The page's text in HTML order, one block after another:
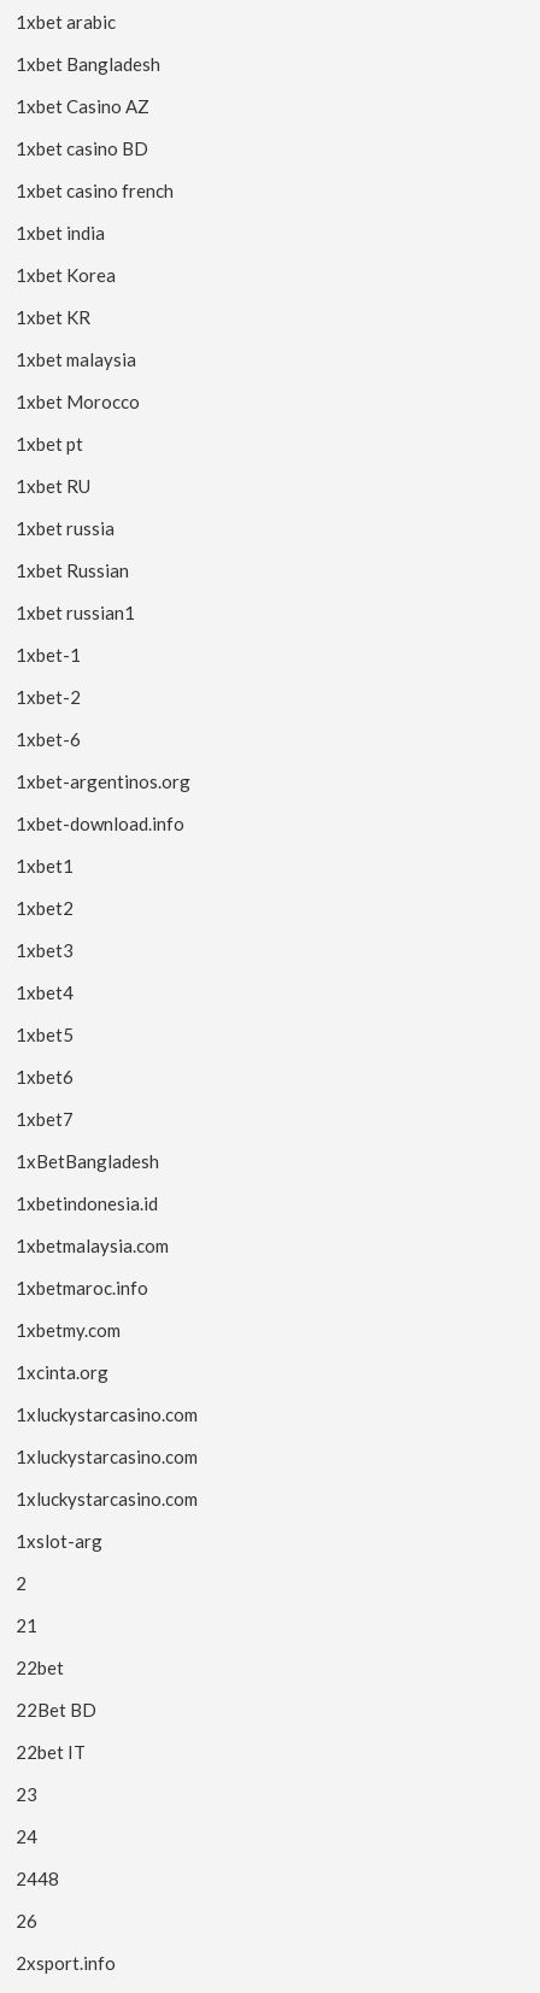
1xbet arabic
1xbet Bangladesh
1xbet Casino AZ
1xbet casino BD
1xbet casino french
1xbet india
1xbet Korea
1xbet KR
1xbet malaysia
1xbet Morocco
1xbet pt
1xbet RU
1xbet russia
1xbet Russian
1xbet russian1
1xbet-1
1xbet-2
1xbet-6
1xbet-argentinos.org
1xbet-download.info
1xbet1
1xbet2
1xbet3
1xbet4
1xbet5
1xbet6
1xbet7
1xBetBangladesh
1xbetindonesia.id
1xbetmalaysia.com
1xbetmaroc.info
1xbetmy.com
1xcinta.org
1xluckystarcasino.com
1xluckystarcasino.com
1xluckystarcasino.com
1xslot-arg
2
21
22bet
22Bet BD
22bet IT
23
24
2448
26
2xsport.info